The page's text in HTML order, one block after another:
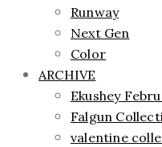
Runway
Next Gen
Color
ARCHIVE
Ekushey
Falgun
valentine